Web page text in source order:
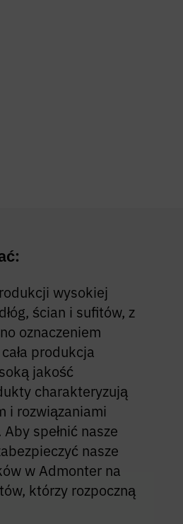
wysokiej
ścian i sufitów, z
oznaczeniem
produkcja
jakość
charakteryzują
i rozwiązaniami
spełnić nasze
nasze
w Admonter na
którzy rozpoczną